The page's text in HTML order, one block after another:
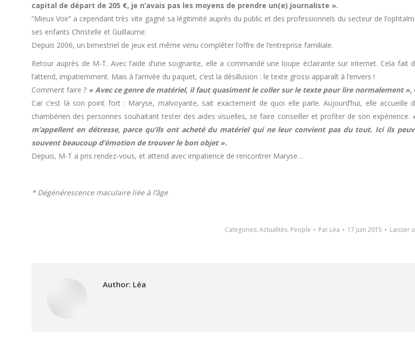
capital de départ de 205 €, je n’avais pas les moyens de prendre un(e) journaliste ».
“Mieux Voir” a cependant très vite gagné sa légitimité auprès du public et des professionnels du secteur de
ses enfants Christelle et Guillaume.
Depuis 2006, un bimestriel de jeux est même venu compléter l’offre de l’entreprise familiale.
Retour auprès de M-T. Avec l’aide d’une soignante, elle a commandé une loupe éclairante sur internet. Cela fait
l’attend, impatiemment. Mais à l’arrivée du paquet, c’est la désillusion : le texte grossi apparaît à l’envers !
Comment faire ? « Avec ce genre de matériel, il faut quasiment le coller sur le texte pour lire normalement »,
Car c’est là son point fort : Maryse, malvoyante, sait exactement de quoi elle parle. Aujourd’hui, elle accueille
chambérien des personnes souhaitant tester des aides visuelles, se faire conseiller et profiter de son expérience.
m’appellent en détresse, parce qu’ils ont acheté du matériel qui ne leur convient pas du tout. Ici ils
souvent beaucoup d’émotion de trouver le bon objet ».
Depuis, M-T a pris rendez-vous, et attend avec impatience de rencontrer Maryse…
* Dégénérescence maculaire liée à l’âge
Categories: Actualités, People Par Léa 17 juin 2015 Laisser
Author: Léa